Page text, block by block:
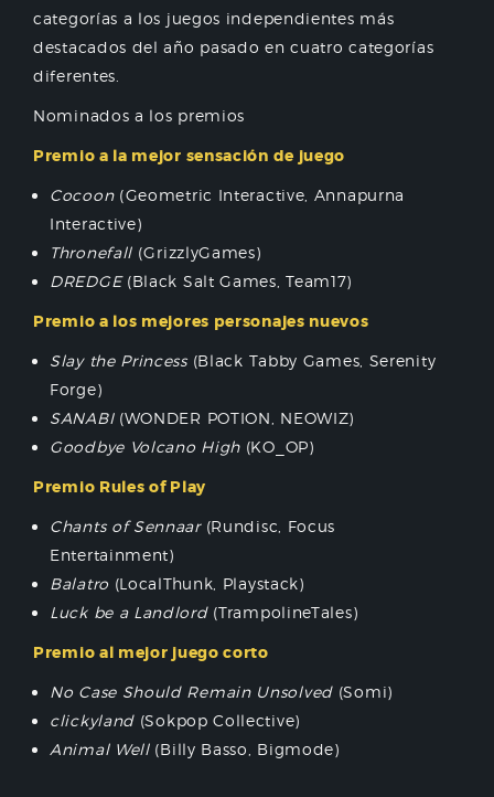
categorías a los juegos independientes más
destacados del año pasado en cuatro categorías
diferentes.
Nominados a los premios
Premio a la mejor sensación de juego
Cocoon(Geometric Interactive, Annapurna
Interactive)
Thronefall (GrizzlyGames)
DREDGE(Black Salt Games, Team17)
Premio a los mejores personajes nuevos
Slay the Princess(Black Tabby Games, Serenity
Forge)
SANABI(WONDER POTION, NEOWIZ)
Goodbye Volcano High (KO_OP)
Premio Rules of Play
Chants of Sennaar(Rundisc, Focus
Entertainment)
Balatro (LocalThunk, Playstack)
Luck be a Landlord(TrampolineTales)
Premio al mejor juego corto
No Case Should Remain Unsolved (Somi)
clickyland (Sokpop Collective)
Animal Well(Billy Basso, Bigmode)